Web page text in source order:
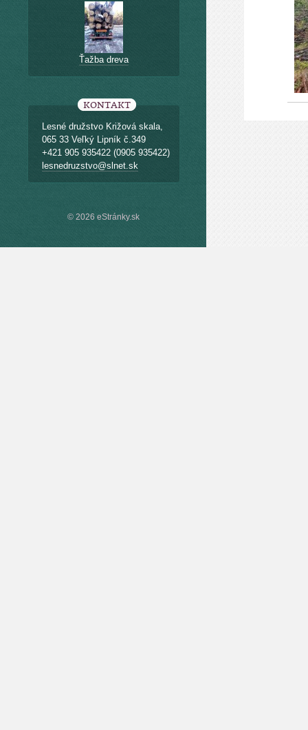
Ťažba dreva
KONTAKT
Lesné družstvo Križová skala,
065 33 Veľký Lipník č.349
+421 905 935422 (0905 935422)
lesnedruzstvo@slnet.sk
© 2026 eStránky.sk